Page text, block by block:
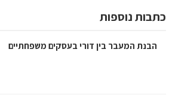
כתבות נוספות
הבנת המעבר בין דורי בעסקים משפחתיים